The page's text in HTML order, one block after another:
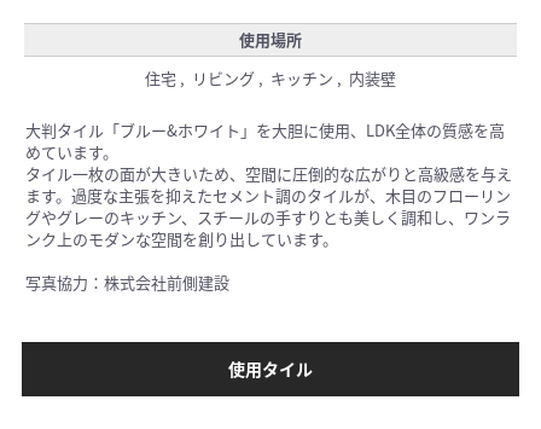
使用場所
住宅 , リビング , キッチン , 内装壁
大判タイル「ブルー&ホワイト」を大胆に使用、LDK全体の質感を高
めています。
タイル一枚の面が大きいため、空間に圧倒的な広がりと高級感を与え
ます。過度な主張を抑えたセメント調のタイルが、木目のフローリン
グやグレーのキッチン、スチールの手すりとも美しく調和し、ワンラ
ンク上のモダンな空間を創り出しています。
写真協力：株式会社前側建設
使用タイル